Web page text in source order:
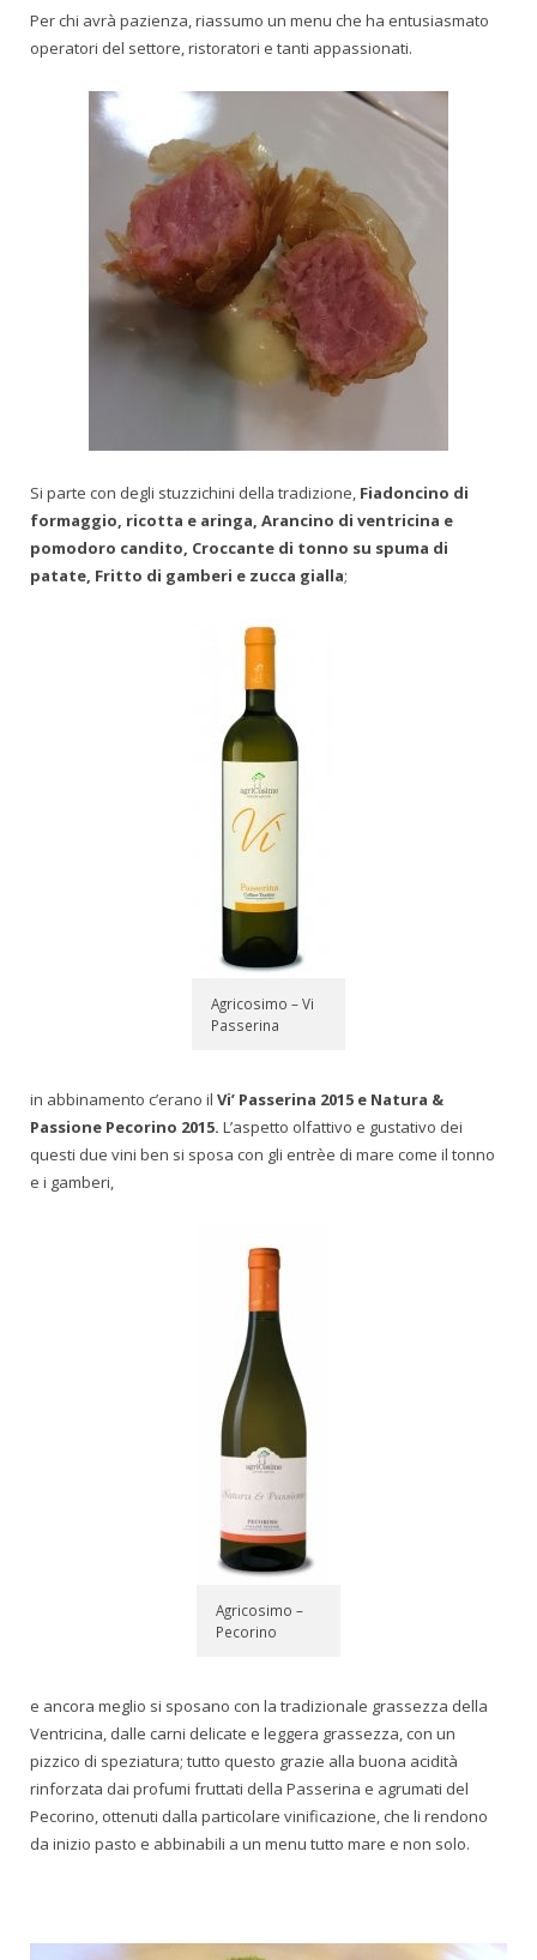
Per chi avrà pazienza, riassumo un menu che ha entusiasmato
operatori del settore, ristoratori e tanti appassionati.
Si parte con degli stuzzichini della tradizione, Fiadoncino di
formaggio, ricotta e aringa, Arancino di ventricina e
pomodoro candito, Croccante di tonno su spuma di
patate, Fritto di gamberi e zucca gialla;
Agricosimo – Vi
Passerina
in abbinamento c’erano il Vi’ Passerina 2015 e Natura &
Passione Pecorino 2015. L’aspetto olfattivo e gustativo dei
questi due vini ben si sposa con gli entrèe di mare come il tonno
e i gamberi,
Agricosimo –
Pecorino
e ancora meglio si sposano con la tradizionale grassezza della
Ventricina, dalle carni delicate e leggera grassezza, con un
pizzico di speziatura; tutto questo grazie alla buona acidità
rinforzata dai profumi fruttati della Passerina e agrumati del
Pecorino, ottenuti dalla particolare vinificazione, che li rendono
da inizio pasto e abbinabili a un menu tutto mare e non solo.